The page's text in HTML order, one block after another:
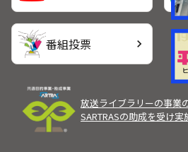
番組投票 chevron_right
放送ライブラリーの事業
SARTRASの助成を受け実